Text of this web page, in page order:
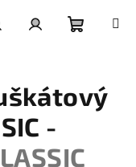
košík
-